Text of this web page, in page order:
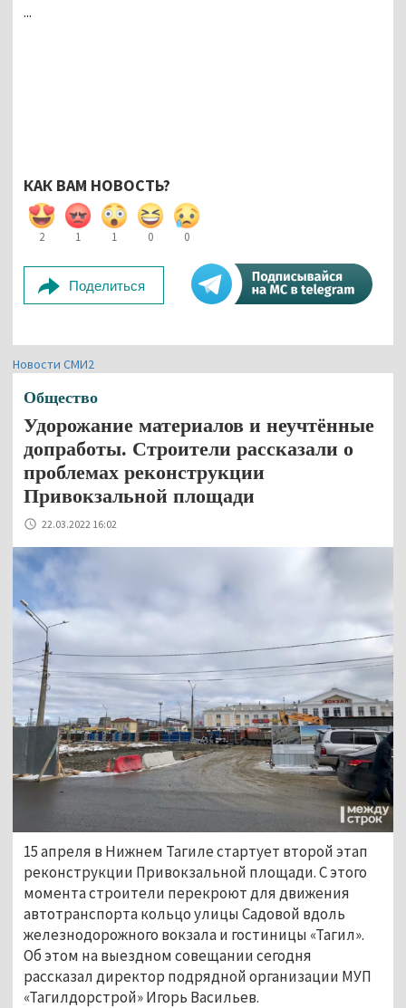
...
КАК ВАМ НОВОСТЬ?
2 1 1 0 0
Поделиться
Новости СМИ2
Общество
Удорожание материалов и неучтённые
допработы. Строители рассказали о
проблемах реконструкции
Привокзальной площади
22.03.2022 16:02
15 апреля в Нижнем Тагиле стартует второй этап
реконструкции Привокзальной площади. С этого
момента строители перекроют для движения
автотранспорта кольцо улицы Садовой вдоль
железнодорожного вокзала и гостиницы «Тагил».
Об этом на выездном совещании сегодня
рассказал директор подрядной организации МУП
«Тагилдорстрой» Игорь Васильев.